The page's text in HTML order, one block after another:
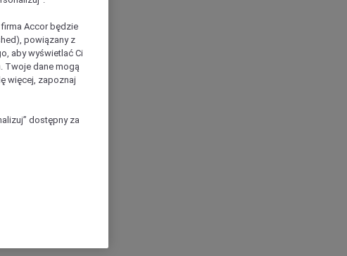
Accor będzie
powiązany z
aby wyświetlać Ci
Twoje dane mogą
więcej, zapoznaj
dostępny za